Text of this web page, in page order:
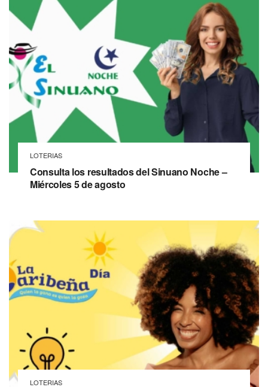
LOTERIAS
Consulta los resultados del Sinuano Noche –
Miércoles 5 de agosto
LOTERIAS